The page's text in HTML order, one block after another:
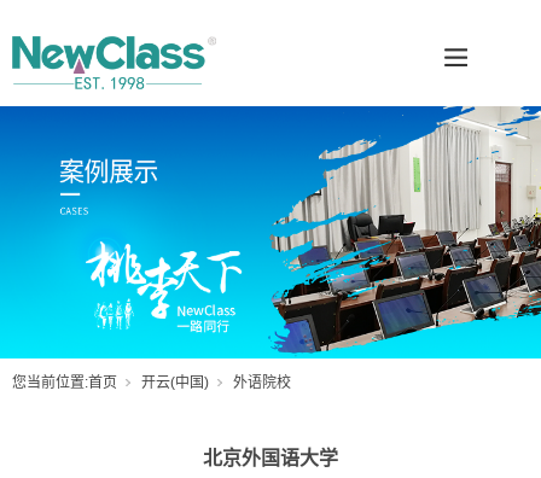
您当前位置:首页 开云(中国) 外语院校
北京外国语大学